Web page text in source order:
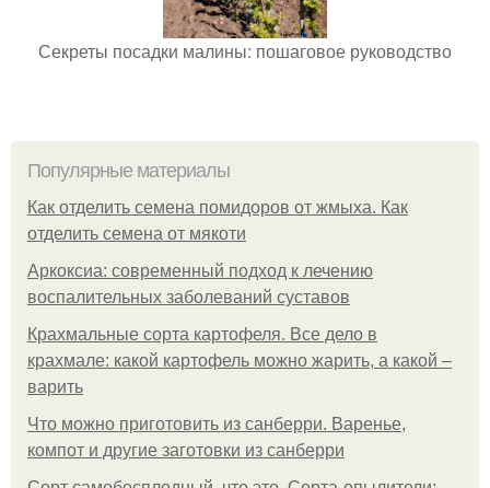
Секреты посадки малины: пошаговое руководство
Популярные материалы
Как отделить семена помидоров от жмыха. Как
отделить семена от мякоти
Аркоксиа: современный подход к лечению
воспалительных заболеваний суставов
Крахмальные сорта картофеля. Все дело в
крахмале: какой картофель можно жарить, а какой –
варить
Что можно приготовить из санберри. Варенье,
компот и другие заготовки из санберри